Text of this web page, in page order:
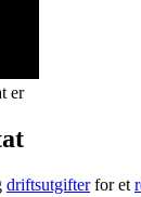
er
driftsutgifterfor et